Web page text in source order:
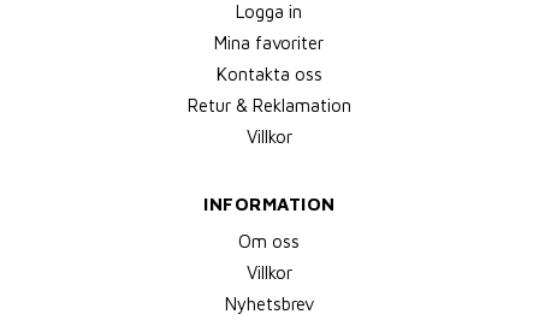
Logga in
Mina favoriter
Kontakta oss
Retur & Reklamation
Villkor
INFORMATION
Om oss
Villkor
Nyhetsbrev